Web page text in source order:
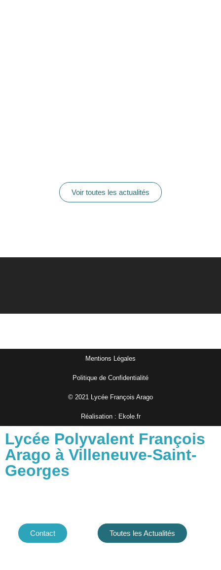
Voir toutes les actualités
Mentions Légales
Politique de Confidentialité
© 2021 Lycée François Arago
Réalisation : Ekole.fr
Lycée Polyvalent François
Arago à Villeneuve-Saint-
Georges
Contact Toutes les Actualités